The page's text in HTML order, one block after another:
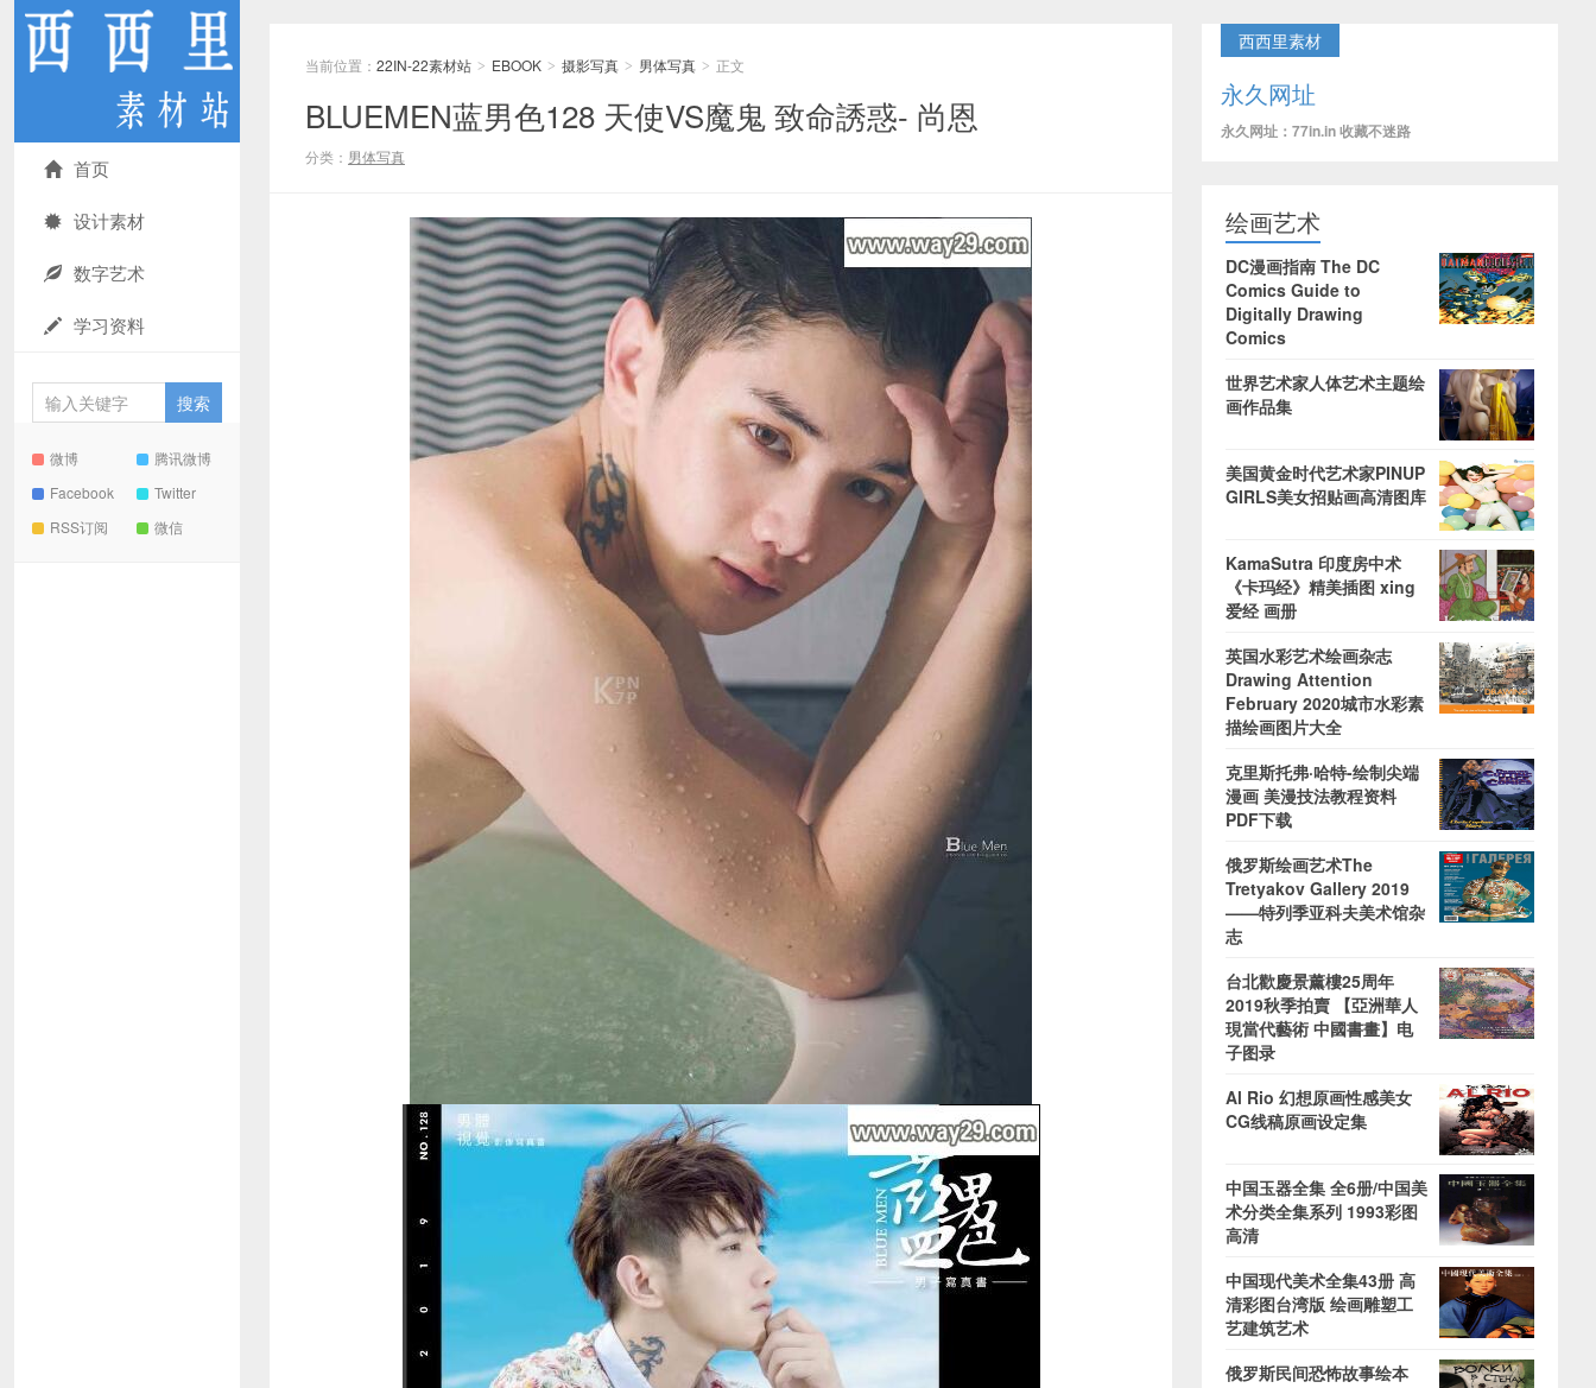
首页
设计素材
数字艺术
学习资料
微博
腾讯微博
Facebook
Twitter
RSS订阅
微信
当前位置： 22IN-22素材站 > EBOOK > 摄影写真 > 男体写真 > 正文
BLUEMEN蓝男色128 天使VS魔鬼 致命誘惑- 尚恩
分类： 男体写真
西西里素材
永久网址
永久网址：77in.in 收藏不迷路
绘画艺术
DC漫画指南 The DC
Comics Guide to
Digitally Drawing
Comics
世界艺术家人体艺术主题绘
画作品集
美国黄金时代艺术家PINUP
GIRLS美女招贴画高清图库
KamaSutra 印度房中术
《卡玛经》精美插图 xing
爱经 画册
英国水彩艺术绘画杂志
Drawing Attention
February 2020城市水彩素
描绘画图片大全
克里斯托弗·哈特-绘制尖端
漫画 美漫技法教程资料
PDF下载
俄罗斯绘画艺术The
Tretyakov Gallery 2019
——特列季亚科夫美术馆杂
志
台北歡慶景薰樓25周年
2019秋季拍賣 【亞洲華人
現當代藝術 中國書畫】电
子图录
Al Rio 幻想原画性感美女
CG线稿原画设定集
中国玉器全集 全6册/中国美
术分类全集系列 1993彩图
高清
中国现代美术全集43册 高
清彩图台湾版 绘画雕塑工
艺建筑艺术
俄罗斯民间恐怖故事绘本